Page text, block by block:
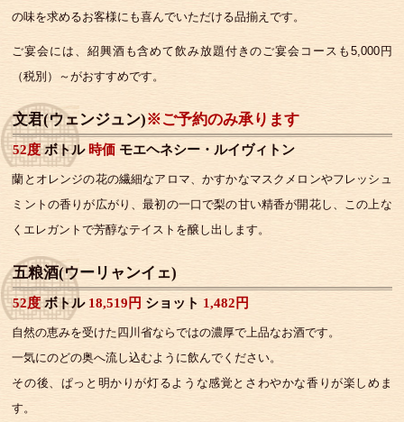
の味を求めるお客様にも喜んでいただける品揃えです。
ご宴会には、紹興酒も含めて飲み放題付きのご宴会コースも5,000円
（税別）～がおすすめです。
文君(ウェンジュン)※ご予約のみ承ります
52度ボトル 時価モエヘネシー・ルイヴィトン
蘭とオレンジの花の繊細なアロマ、かすかなマスクメロンやフレッシュ
ミントの香りが広がり、最初の一口で梨の甘い精香が開花し、この上な
くエレガントで芳醇なテイストを醸し出します。
五粮酒(ウーリャンイェ)
52度ボトル 18,519円 ショット 1,482円
自然の恵みを受けた四川省ならではの濃厚で上品なお酒です。
一気にのどの奥へ流し込むように飲んでください。
その後、ぱっと明かりが灯るような感覚とさわやかな香りが楽しめま
す。